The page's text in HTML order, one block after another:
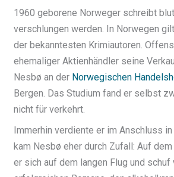
1960 geborene Norweger schreibt
verschlungen werden. In Norwegen
der bekanntesten Krimiautoren.
ehemaliger Aktienhändler seine
Nesbø an der Norwegischen
Bergen. Das Studium fand er selbst
nicht für verkehrt.
Immerhin verdiente er im Anschluss
kam Nesbø eher durch Zufall: Auf
er sich auf dem langen Flug und